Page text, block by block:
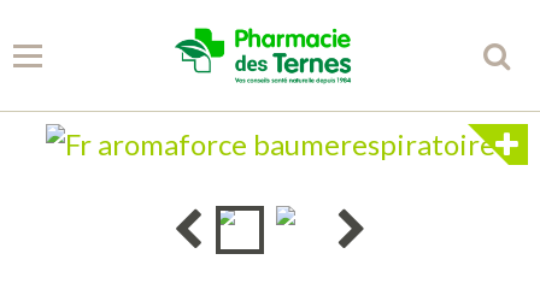
Panier 0
Votre compte